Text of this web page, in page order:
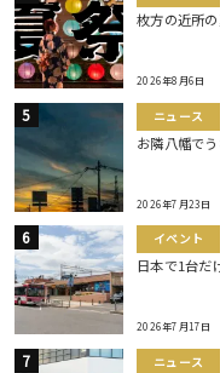
枚方の近所
2026年8月6日
ニュース
お隣八幡で
2026年7月23日
イベント
日本で1台だ
2026年7月17日
ニュース